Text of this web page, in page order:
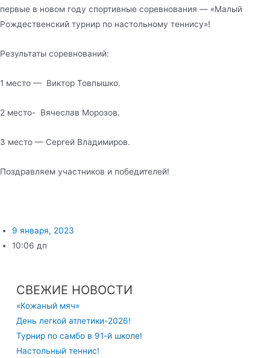
первые в новом году спортивные соревнования — «Малый
Рождественский турнир по настольному теннису»!
Результаты соревнований:
1 место — Виктор Товпышко.
2 место- Вячеслав Морозов.
3 место — Сергей Владимиров.
Поздравляем участников и победителей!
9 января, 2023
10:06 дп
СВЕЖИЕ НОВОСТИ
«Кожаный мяч»
День легкой атлетики-2026!
Турнир по самбо в 91-й школе!
Настольный теннис!